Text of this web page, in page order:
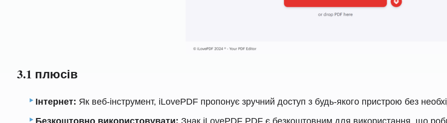
3.1 плюсів
Інтернет: Як веб-інструмент, iLovePDF пропонує зручний доступ з будь-якого пристрою без
Безкоштовно використовувати: Знак iLovePDF PDF є безкоштовним для використання, що